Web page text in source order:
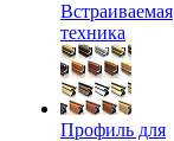
Встраиваемая
техника
Профиль для